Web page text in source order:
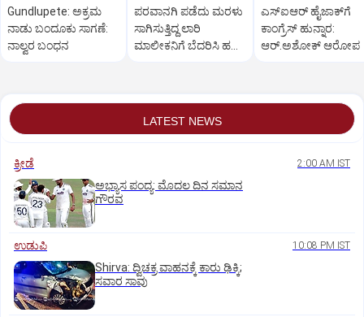
Gundlupete: ಅಕ್ರಮ
ನಾಡು ಬಂದೂಕು ಸಾಗಣೆ:
ನಾಲ್ವರ ಬಂಧನ
ಪರವಾನಗಿ ಪಡೆದು ಮರಳು
ಸಾಗಿಸುತ್ತಿದ್ದ ಲಾರಿ
ಮಾಲೀಕನಿಗೆ ಬೆದರಿಸಿ ಹಣ
ಎಸ್‌ಐಆರ್‌ ಹೈಜಾಕ್‌ಗೆ
ಕಾಂಗ್ರೆಸ್‌ ಹುನ್ನಾರ:
ಆರ್‌.ಅಶೋಕ್‌ ಆರೋಪ
LATEST NEWS
ಕ್ರೀಡೆ 2:00 AM IST
ಅಭ್ಯಾಸ ಪಂದ್ಯ: ಮೊದಲ ದಿನ ಸಮಾನ
ಗೌರವ
ಉಡುಪಿ 10:08 PM IST
Shirva: ದ್ವಿಚಕ್ರ ವಾಹನಕ್ಕೆ ಕಾರು ಢಿಕ್ಕಿ;
ಸವಾರ ಸಾವು